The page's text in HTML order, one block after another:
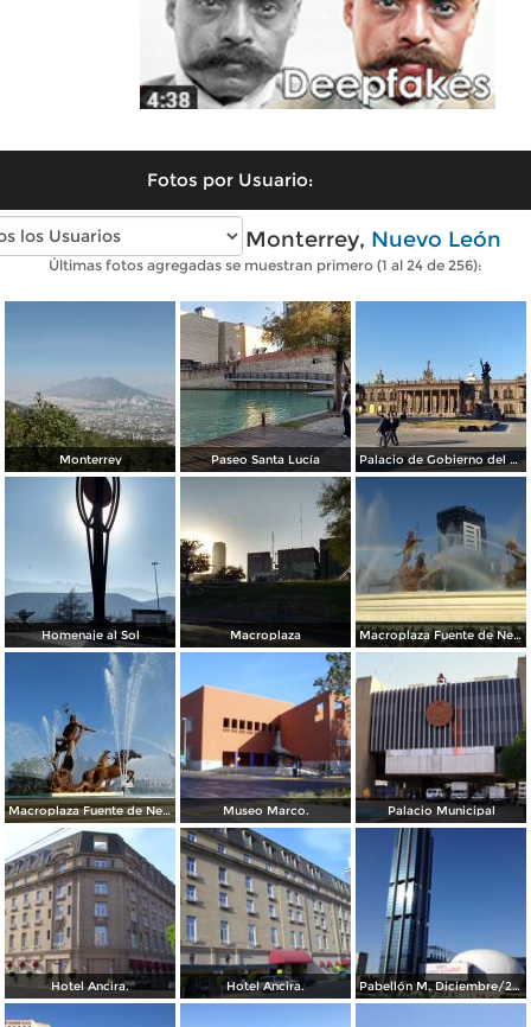
Fotos por Usuario:
Fotos modernas de Monterrey, Nuevo León
Últimas fotos agregadas se muestran primero (1 al 24 de 256):
Monterrey Paseo Santa Lucía Palacio de Gobierno del Estado
Homenaje al Sol Macroplaza Macroplaza Fuente de Neptuno
Macroplaza Fuente de Neptuno Museo Marco. Palacio Municipal
Hotel Ancira. Hotel Ancira. Pabellón M. Diciembre/2016